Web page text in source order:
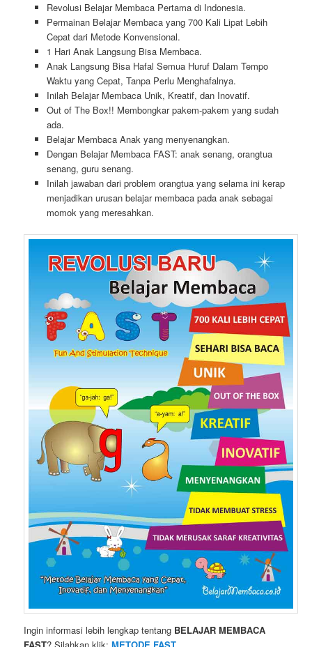
Revolusi Belajar Membaca Pertama di Indonesia.
Permainan Belajar Membaca yang 700 Kali Lipat Lebih
Cepat dari Metode Konvensional.
1 Hari Anak Langsung Bisa Membaca.
Anak Langsung Bisa Hafal Semua Huruf Dalam Tempo
Waktu yang Cepat, Tanpa Perlu Menghafalnya.
Inilah Belajar Membaca Unik, Kreatif, dan Inovatif.
Out of The Box!! Membongkar pakem-pakem yang sudah
ada.
Belajar Membaca Anak yang menyenangkan.
Dengan Belajar Membaca FAST: anak senang, orangtua
senang, guru senang.
Inilah jawaban dari problem orangtua yang selama ini kerap
menjadikan urusan belajar membaca pada anak sebagai
momok yang meresahkan.
Ingin informasi lebih lengkap tentang BELAJAR MEMBACA